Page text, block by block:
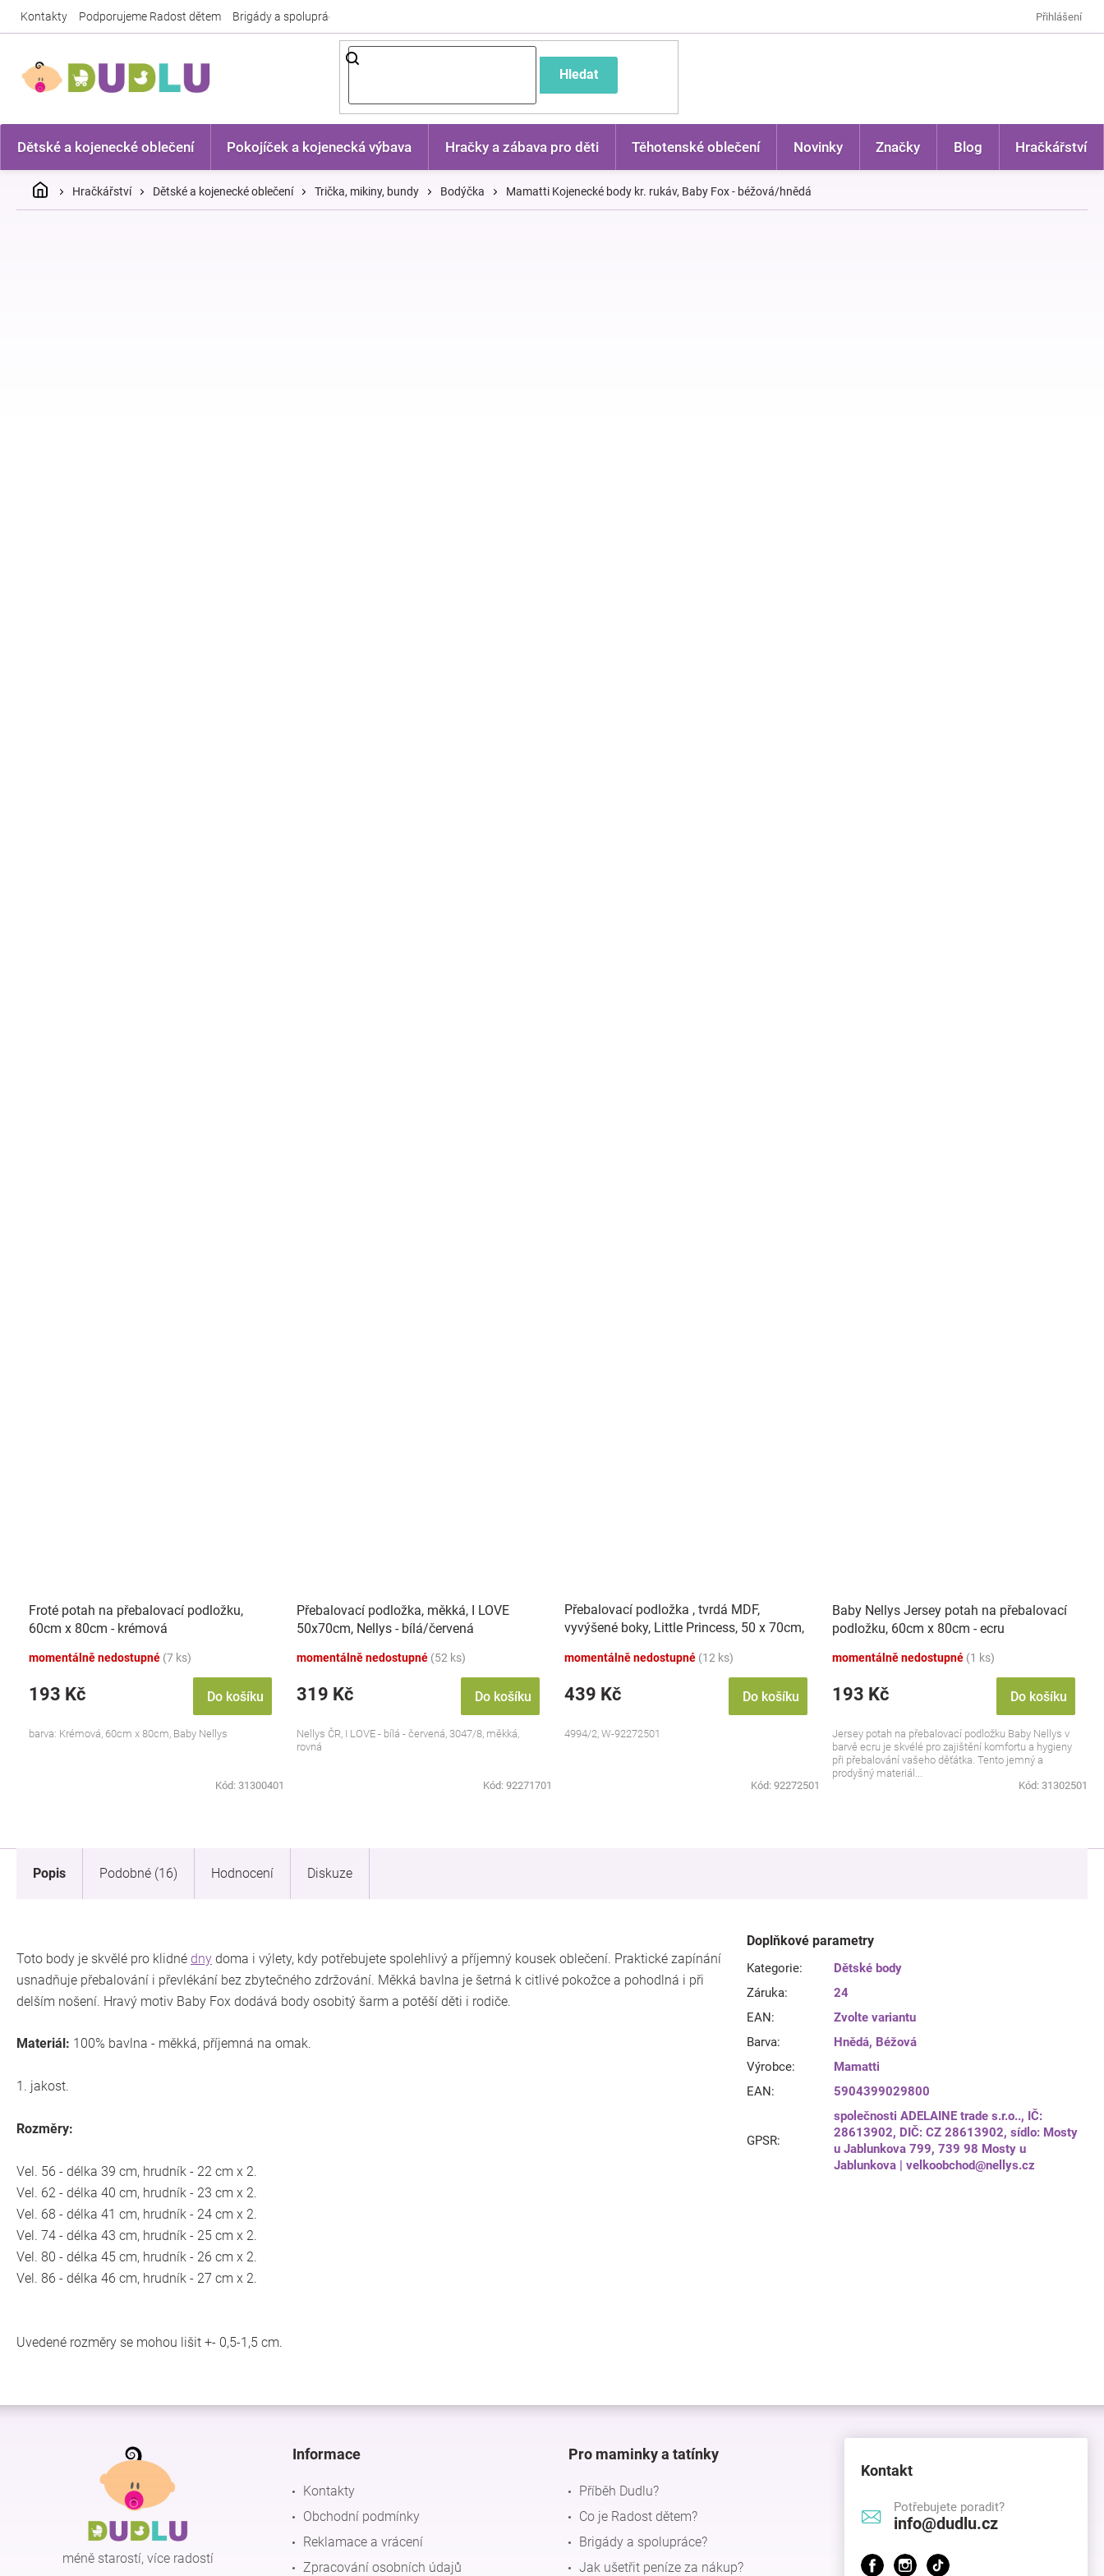
Kontakty Podporujeme Radost dětem Brigády a spolupráce Přihlášení
Hledat
Dětské a kojenecké oblečení Pokojíček a kojenecká výbava Hračky a zábava pro děti Těhotenské oblečení Novinky Značky Blog Hračkářství
DomůHračkářství Dětské a kojenecké oblečení Trička, mikiny, bundy Bodýčka Mamatti Kojenecké body kr. rukáv, Baby Fox - béžová/hnědá
Froté potah na přebalovací podložku,
60cm x 80cm - krémová
momentálně nedostupné (7 ks)
193 Kč Do košíku
barva: Krémová, 60cm x 80cm, Baby Nellys
Kód: 31300401
Přebalovací podložka, měkká, I LOVE
50x70cm, Nellys - bílá/červená
momentálně nedostupné (52 ks)
319 Kč Do košíku
Nellys ČR, I LOVE - bílá - červená, 3047/8, měkká,
rovná
Kód: 92271701
Přebalovací podložka , tvrdá MDF,
vyvýšené boky, Little Princess, 50 x 70cm,
momentálně nedostupné (12 ks)
439 Kč Do košíku
4994/2, W-92272501
Kód: 92272501
Baby Nellys Jersey potah na přebalovací
podložku, 60cm x 80cm - ecru
momentálně nedostupné (1 ks)
193 Kč Do košíku
Jersey potah na přebalovací podložku Baby Nellys v
barvě ecru je skvélé pro zajištění komfortu a hygieny
při přebalování vašeho děťátka. Tento jemný a
prodyšný materiál...
Kód: 31302501
Popis Podobné (16) Hodnocení Diskuze
Toto body je skvělé pro klidné dny doma i výlety, kdy potřebujete spolehlivý a příjemný kousek oblečení. Praktické zapínání
usnadňuje přebalování i převlékání bez zbytečného zdržování. Měkká bavlna je šetrná k citlivé pokožce a pohodlná i při
delším nošení. Hravý motiv Baby Fox dodává body osobitý šarm a potěší děti i rodiče.
Materiál: 100% bavlna - měkká, příjemná na omak.
1. jakost.
Rozměry:
Vel. 56 - délka 39 cm, hrudník - 22 cm x 2.
Vel. 62 - délka 40 cm, hrudník - 23 cm x 2.
Vel. 68 - délka 41 cm, hrudník - 24 cm x 2.
Vel. 74 - délka 43 cm, hrudník - 25 cm x 2.
Vel. 80 - délka 45 cm, hrudník - 26 cm x 2.
Vel. 86 - délka 46 cm, hrudník - 27 cm x 2.
Uvedené rozměry se mohou lišit +- 0,5-1,5 cm.
Doplňkové parametry
Kategorie:
Dětské body
Záruka:
24
EAN:
Zvolte variantu
Barva: Hnědá, Béžová
Výrobce:
Mamatti
EAN: 5904399029800
GPSR:
společnosti ADELAINE trade s.r.o.., IČ:
28613902, DIČ: CZ 28613902, sídlo: Mosty
u Jablunkova 799, 739 98 Mosty u
Jablunkova | velkoobchod@nellys.cz
Z
méně starostí, více radostí
Informace
Kontakty
Obchodní podmínky
Reklamace a vrácení
Zpracování osobních údajů
Pro maminky a tatínky
Příběh Dudlu?
Co je Radost dětem?
Brigády a spolupráce?
Jak ušetřit peníze za nákup?
Kontakt
Potřebujete poradit?
info@dudlu.cz